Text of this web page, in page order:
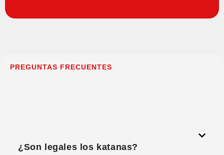
PREGUNTAS FRECUENTES
¿Son legales los katanas?